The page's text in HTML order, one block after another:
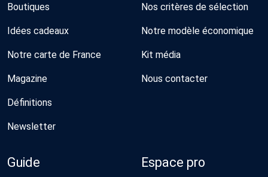
Boutiques
Idées cadeaux
Notre carte de France
Magazine
Définitions
Newsletter
Nos critères de sélection
Notre modèle économique
Kit média
Nous contacter
Guide Espace pro